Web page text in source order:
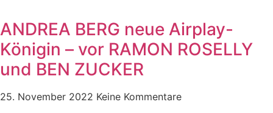
ANDREA BERG neue Airplay-
Königin – vor RAMON ROSELLY
und BEN ZUCKER
25. November 2022 Keine Kommentare